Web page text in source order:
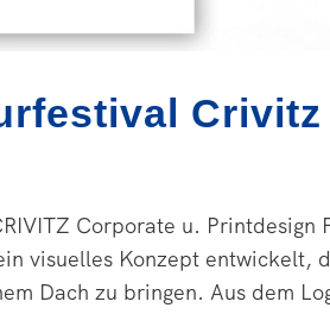
Crivitz
Corporate u. Printdesign
visuelles Konzept entwickelt,
Dach zu bringen. Aus dem